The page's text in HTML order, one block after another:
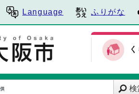
Language ふりがな
検